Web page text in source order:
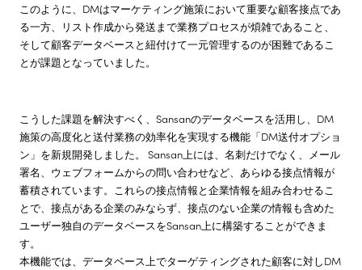
このように、DMはマーケティング施策において重要な顧客接点であ
る一方、リスト作成から発送まで業務プロセスが煩雑であること、
そして顧客データベースと紐付けて一元管理するのが困難であるこ
とが課題となっていました。
こうした課題を解決すべく、Sansanのデータベースを活用し、DM
施策の高度化と送付業務の効率化を実現する機能「DM送付オプショ
ン」を新規開発しました。 Sansan上には、名刺だけでなく、メール
署名、ウェブフォームからの問い合わせなど、あらゆる接点情報が
蓄積されています。これらの接点情報と企業情報を組み合わせるこ
とで、接点がある企業のみならず、接点のない企業の情報も含めた
ユーザー独自のデータベースをSansan上に構築することができま
す。
本機能では、データベース上でターゲティングされた顧客に対しDM